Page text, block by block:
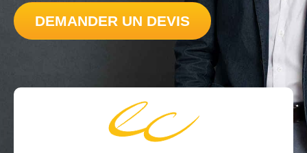
DEMANDER UN DEVIS